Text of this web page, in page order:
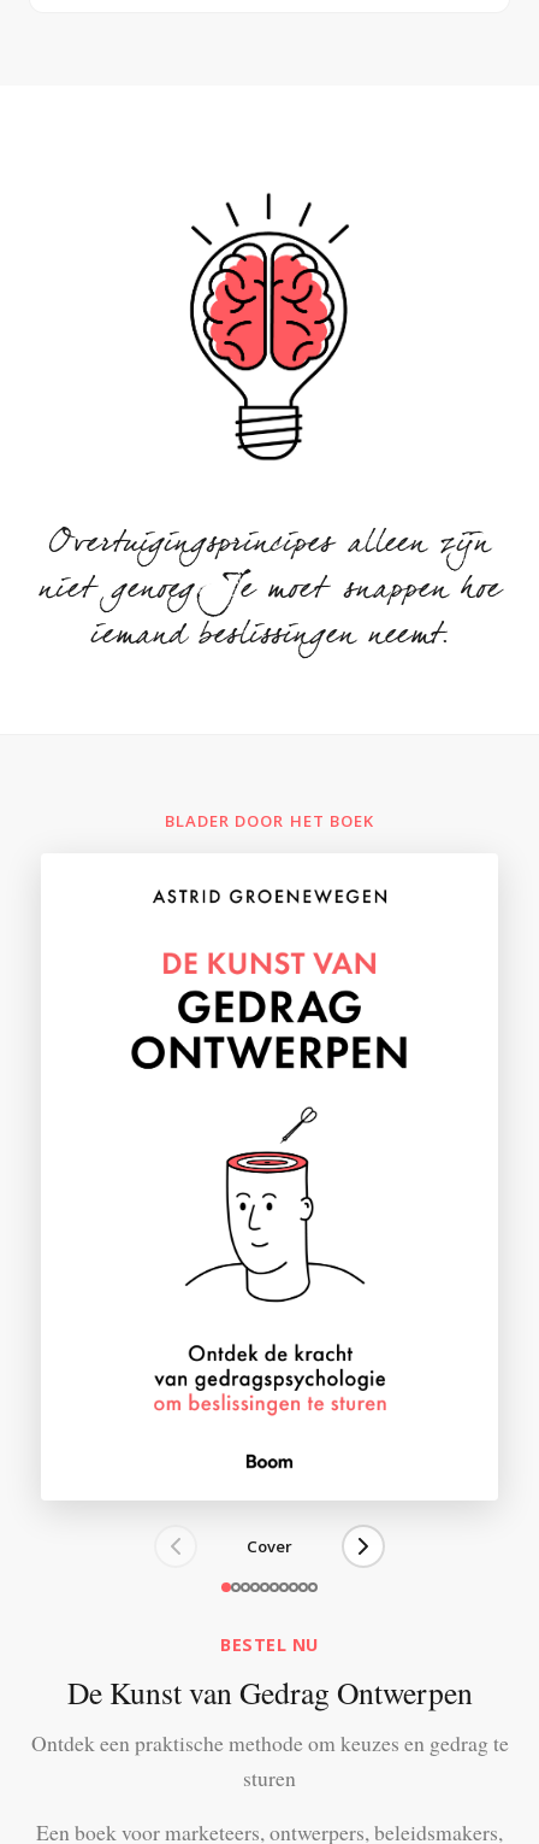
Overtuigingsprincipes alleen zijn
niet genoeg. Je moet snappen hoe
iemand beslissingen neemt.
BLADER DOOR HET BOEK
Cover
BESTEL NU
De Kunst van Gedrag Ontwerpen
Ontdek een praktische methode om keuzes en gedrag te
sturen
Een boek voor marketeers, ontwerpers, beleidsmakers,